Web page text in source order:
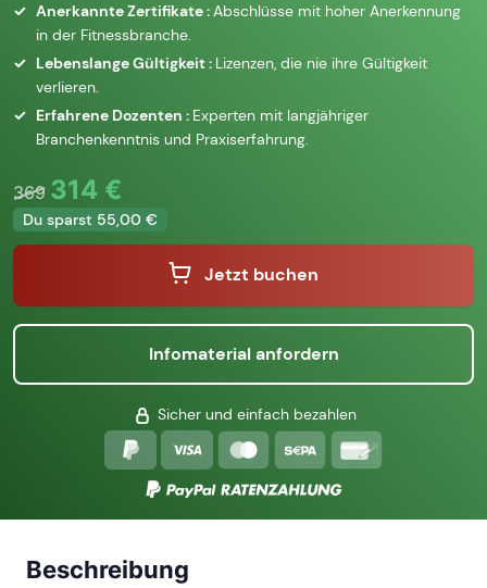
Anerkannte Zertifikate :Abschlüsse mit hoher Anerkennung
in der Fitnessbranche.
Lebenslange Gültigkeit : Lizenzen, die nie ihre Gültigkeit
verlieren.
Erfahrene Dozenten : Experten mit langjähriger
Branchenkenntnis und Praxiserfahrung.
369 314 €
Du sparst 55,00 €
Jetzt buchen
Infomaterial anfordern
Sicher und einfach bezahlen
Beschreibung